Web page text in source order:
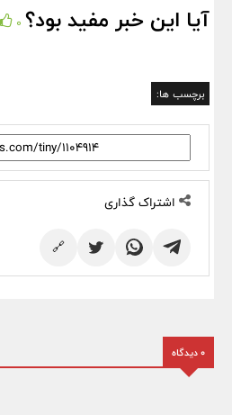
آیا این خبر مفید بود؟ 0
برچسب ها:
اشتراک گذاری
🔗
0 دیدگاه